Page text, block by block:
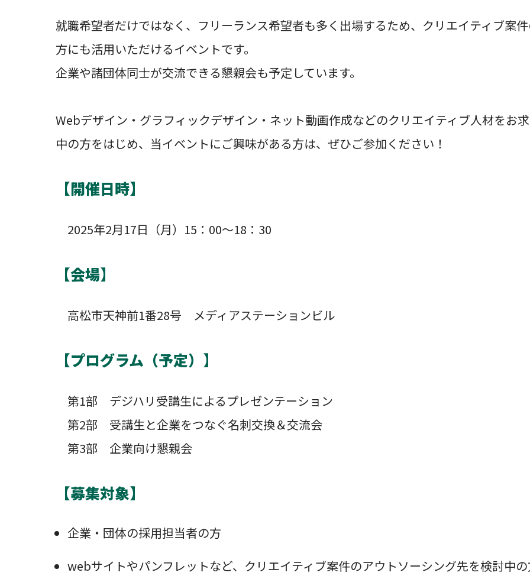
就職希望者だけではなく、フリーランス希望者も多く出場するため、クリエイティブ案
方にも活用いただけるイベントです。
企業や諸団体同士が交流できる懇親会も予定しています。
Webデザイン・グラフィックデザイン・ネット動画作成などのクリエイティブ人材をお
中の方をはじめ、当イベントにご興味がある方は、ぜひご参加ください！
【開催日時】
2025年2月17日（月）15：00～18：30
【会場】
高松市天神前1番28号 メディアステーションビル
【プログラム（予定）】
第1部 デジハリ受講生によるプレゼンテーション
第2部 受講生と企業をつなぐ名刺交換＆交流会
第3部 企業向け懇親会
【募集対象】
企業・団体の採用担当者の方
webサイトやパンフレットなど、クリエイティブ案件のアウトソーシング先を検討中